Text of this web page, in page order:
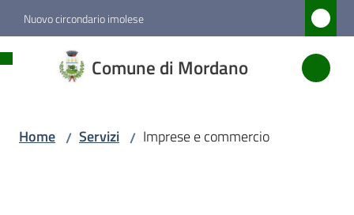
Vai al contenuto
Vai alla navigazione
Vai al footer
Nuovo circondario imolese
Comune di Mordano
di
Home / Servizi / Imprese e commercio